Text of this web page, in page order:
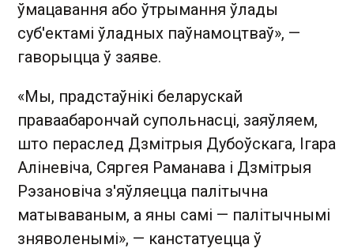
ўмацавання або ўтрымання ўлады
суб'ектамі ўладных паўнамоцтваў», —
гаворыцца ў заяве.
«Мы, прадстаўнікі беларускай
праваабарончай супольнасці, заяўляем,
што пераслед Дзмітрыя Дубоўскага, Ігара
Аліневіча, Сяргея Раманава і Дзмітрыя
Рэзановіча з'яўляецца палітычна
матываваным, а яны самі — палітычнымі
зняволенымі», — канстатуецца ў